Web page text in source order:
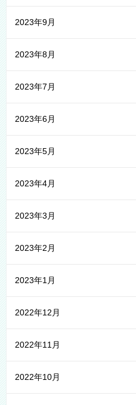
2023年9月
2023年8月
2023年7月
2023年6月
2023年5月
2023年4月
2023年3月
2023年2月
2023年1月
2022年12月
2022年11月
2022年10月